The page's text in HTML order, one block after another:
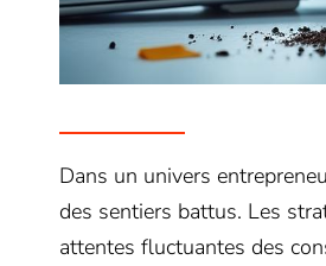
Dans un univers
des sentiers battus. Les
attentes fluctuantes des